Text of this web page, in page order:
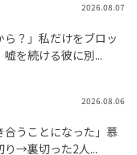
2026.08.07
ら？」私だけをブロッ
を続ける彼に別...
2026.08.06
合うことになった」慕
り→裏切った2人...